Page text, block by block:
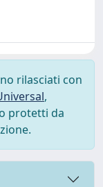
rilasciati con
,
protetti da